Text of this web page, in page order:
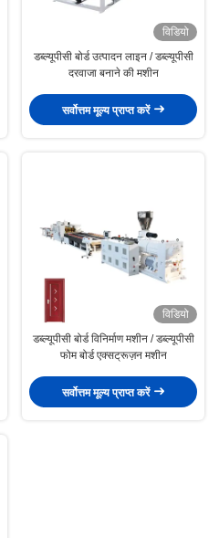
विडियो
डब्ल्यूपीसी बोर्ड उत्पादन लाइन / डब्ल्यूपीसी
दरवाजा बनाने की मशीन
सर्वोत्तम मूल्य प्राप्त करें
विडियो
डब्ल्यूपीसी बोर्ड विनिर्माण मशीन / डब्ल्यूपीसी
फोम बोर्ड एक्सट्रूज़न मशीन
सर्वोत्तम मूल्य प्राप्त करें